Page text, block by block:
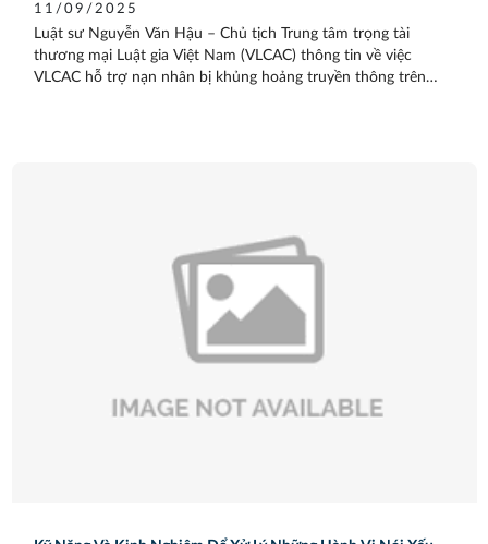
11/09/2025
Luật sư Nguyễn Văn Hậu – Chủ tịch Trung tâm trọng tài
thương mại Luật gia Việt Nam (VLCAC) thông tin về việc
VLCAC hỗ trợ nạn nhân bị khủng hoảng truyền thông trên